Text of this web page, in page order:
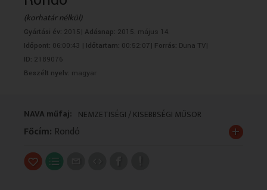
(korhatár nélkül)
Gyártási év: 2015| Adásnap: 2015. május 14.
Időpont: 06:00:43 | Időtartam: 00:52:07| Forrás: Duna TV|
ID: 2189076
Beszélt nyelv: magyar
NAVA műfaj: NEMZETISÉGI / KISEBBSÉGI MŰSOR
Főcím: Rondó +